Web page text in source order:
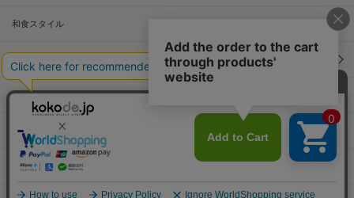
和食スタイル
本屋さんへ行こう！キャンペーン
Information
Official Site